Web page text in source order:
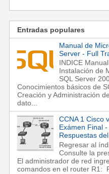
Entradas populares
Manual de
Server - Full
INDICE
Instalación de
SQL Server
Conocimientos básicos de
Creación y Administración
dato...
CCNA 1 Cisco
Exámen Final -
Respuestas
Regresar al
Consulte la
El administrador de red
comandos en el router R1: